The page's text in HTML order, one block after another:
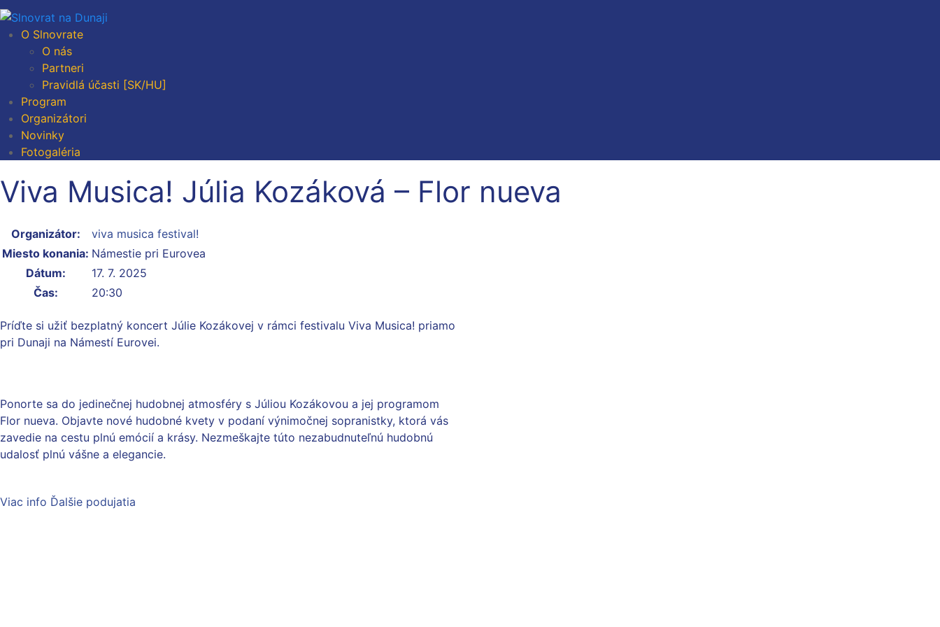
O Slnovrate
O nás
Partneri
Pravidlá účasti [SK/HU]
Program
Organizátori
Novinky
Fotogaléria
Viva Musica! Júlia Kozáková – Flor nueva
Organizátor:
viva musica festival!
Miesto konania: Námestie pri Eurovea
Dátum:
17. 7. 2025
Čas:
20:30
Príďte si užiť bezplatný koncert Júlie Kozákovej v rámci festivalu Viva Musica! priamo
pri Dunaji na Námestí Eurovei.
Ponorte sa do jedinečnej hudobnej atmosféry s Júliou Kozákovou a jej programom
Flor nueva. Objavte nové hudobné kvety v podaní výnimočnej sopranistky, ktorá vás
zavedie na cestu plnú emócií a krásy. Nezmeškajte túto nezabudnuteľnú hudobnú
udalosť plnú vášne a elegancie.
Viac info Ďalšie podujatia